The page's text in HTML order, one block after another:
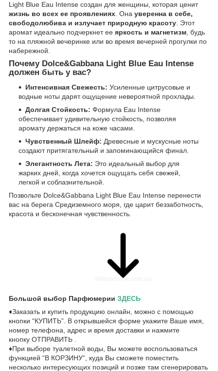
Light Blue Eau Intense создан для женщины, которая ценит
жизнь во всех ее проявлениях. Она уверенна в себе,
свободолюбива и излучает природную красоту. Этот
аромат идеально подчеркнет ее яркость и магнетизм, будь
то на пляжной вечеринке или во время вечерней прогулки по
набережной.
Почему Dolce&Gabbana Light Blue Eau Intense
должен быть у вас?
Интенсивная Свежесть: Усиленные цитрусовые и
водные ноты дарят ощущение невероятной прохлады.
Долгая Стойкость: Формула Eau Intense
обеспечивает удивительную стойкость, позволяя
аромату держаться на коже часами.
Чувственный Шлейф: Древесные и мускусные ноты
создают притягательный и запоминающийся финал.
Элегантность Лета: Это идеальный выбор для
жарких дней, когда хочется ощущать себя свежей,
легкой и соблазнительной.
Позвольте Dolce&Gabbana Light Blue Eau Intense перенести
вас на берега Средиземного моря, где царит беззаботность,
красота и бесконечная чувственность.
Большой выбор Парфюмерии ЗДЕСЬ
♦Заказать и купить продукцию онлайн, можно с помощью
кнопки “КУПИТЬ”. В открывшейся форме укажите Ваше имя,
номер телефона, адрес и время доставки и нажмите
кнопку ОТПРАВИТЬ .
♦При выборе туалетной воды, Вы можете воспользоваться
функцией “В КОРЗИНУ“, куда Вы сможете поместить
несколько интересующих позиций и позже там сгенерировать